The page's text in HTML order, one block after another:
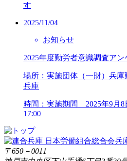
す
2025/11/04
お知らせ
2025年度勤労者意識調査アン
場所：実施団体（一財）兵
兵庫
時間：実施期間 2025年9月8
17:00
〒650－0011